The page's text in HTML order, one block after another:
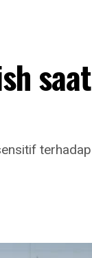
saat
terhadap